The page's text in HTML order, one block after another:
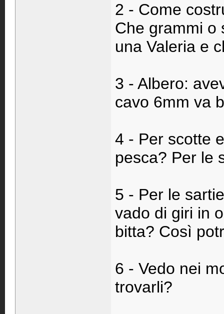
2 - Come
Che grammi o
una Valeria e
3 - Albero:
cavo 6mm va
4 - Per scotte
pesca? Per le
5 - Per le
vado di giri in
bitta? Così
6 - Vedo nei
trovarli?